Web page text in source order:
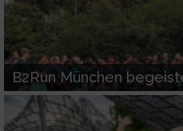
B2Run München